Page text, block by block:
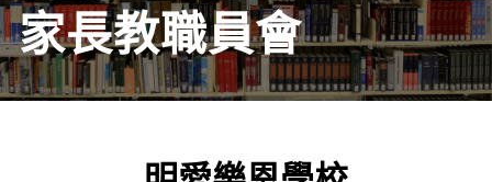
家長教職員會